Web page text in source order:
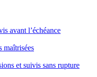
avant l’échéance
maîtrisées
et suivis sans rupture